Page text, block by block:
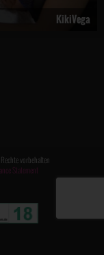
KikiVega
vorbehalten
Statement